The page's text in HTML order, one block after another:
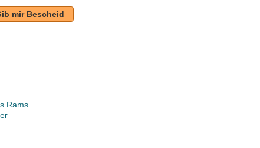
mir Bescheid
Rams